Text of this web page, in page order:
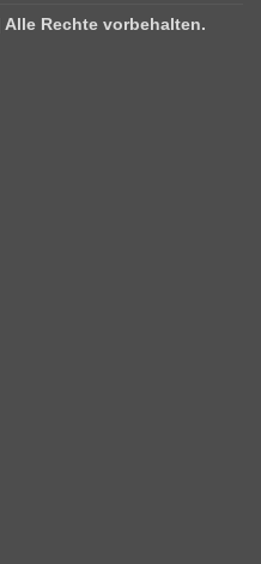
Alle Rechte vorbehalten.